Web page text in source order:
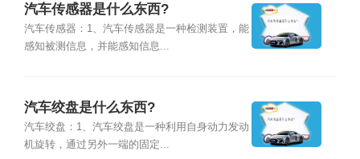
汽车传感器是什么东西?
汽车传感器：1、汽车传感器是一种检测装置，能
感知被测信息，并能感知信息...
汽车绞盘是什么东西?
汽车绞盘：1、汽车绞盘是一种利用自身动力发动
机旋转，通过另外一端的固定...